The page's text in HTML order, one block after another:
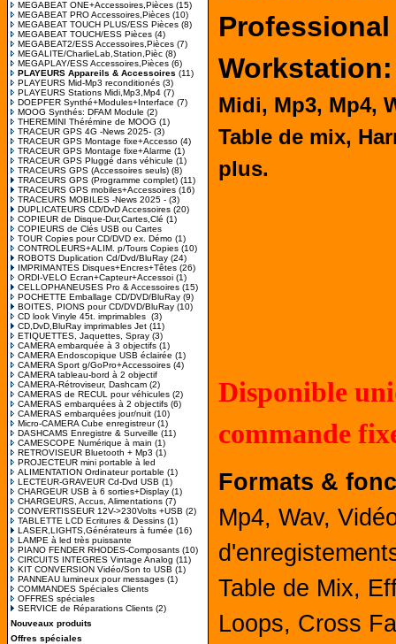
MEGABEAT ONE+Accessoires,Pièces (15)
MEGABEAT PRO Accessoires,Pièces (10)
MEGABEAT TOUCH PLUS/ESS Pièces (8)
MEGABEAT TOUCH/ESS Pièces (4)
MEGABEAT2/ESS Accessoires,Pièces (7)
MEGALITE/CharlieLab,Station,Pièc (8)
MEGAPLAY/ESS Accessoires,Pièces (6)
PLAYEURS Appareils & Accessoires (11)
PLAYEURS Mid-Mp3 reconditionés (3)
PLAYEURS Stations Midi,Mp3,Mp4 (7)
DOEPFER Synthé+Modules+Interface (7)
MOOG Synthés: DFAM Module (2)
THEREMINI Thérémine de MOOG (1)
TRACEUR GPS 4G -News 2025- (3)
TRACEUR GPS Montage fixe+Accesso (4)
TRACEUR GPS Montage fixe+Alarme (1)
TRACEUR GPS Pluggé dans véhicule (1)
TRACEURS GPS (Accessoires seuls) (8)
TRACEURS GPS (Programme complet) (11)
TRACEURS GPS mobiles+Accessoires (16)
TRACEURS MOBILES -News 2025 - (3)
DUPLICATEURS CD/DvD Accessoires (20)
COPIEUR de Disque-Dur,Cartes,Clé (1)
COPIEURS de Clés USB ou Cartes
TOUR Copies pour CD/DVD ex. Démo (1)
CONTROLEURS+ALIM. p/Tours Copies (10)
ROBOTS Duplication Cd/Dvd/BluRay (24)
IMPRIMANTES Disques+Encres+Têtes (26)
ORDI-VELO Ecran+Capteur+Accessoi (1)
CELLOPHANEUSES Pro & Accessoires (15)
POCHETTE Emballage CD/DVD/BluRay (9)
BOITES, PIONS pour CD/DVD/BluRay (10)
CD look Vinyle 45t. imprimables (3)
CD,DvD,BluRay imprimables Jet (11)
ETIQUETTES, Jaquettes, Spray (3)
CAMERA embarquée à 3 objectifs (1)
CAMERA Endoscopique USB éclairée (1)
CAMERA Sport g/GoPro+Accessoires (4)
CAMERA tableau-bord à 2 objectif
CAMERA-Rétroviseur, Dashcam (2)
CAMERAS de RECUL pour véhicules (2)
CAMERAS embarquées à 2 objectifs (6)
CAMERAS embarquées jour/nuit (10)
Micro-CAMERA Cube enregistreur(1)
DASHCAMS Enregistre & Surveille (11)
CAMESCOPE Numérique à main (1)
RETROVISEUR Bluetooth + Mp3 (1)
PROJECTEUR mini portable à led
ALIMENTATION Ordinateur portable (1)
LECTEUR-GRAVEUR Cd-Dvd USB (1)
CHARGEUR USB à 6 sorties+Display (1)
CHARGEURS, Accus, Alimentations (7)
CONVERTISSEUR 12V->230Volts +USB (2)
TABLETTE LCD Ecritures & Dessins (1)
LASER,LIGHTS,Générateurs à fumée (16)
LAMPE à led très puissante
PIANO FENDER RHODES-Composants (10)
CIRCUITS INTEGRES Vintage Analog (11)
KIT CONVERSION Vidéo/Son to USB (1)
PANNEAU lumineux pour messages (1)
COMMANDES Spéciales Clients
OFFRES spéciales
SERVICE de Réparations Clients (2)
Nouveaux produits
Offres spéciales
Professional
Workstation:
Midi, Mp3, Mp4,
Table de mix,
plus.
Disponible
commande
Formats &
Mp4, Wav,
Table de Mix,
Loops, Cross